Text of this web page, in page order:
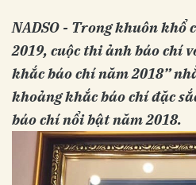
NADSO - Trong khuôn khổ
2019, cuộc thi ảnh báo chí
khắc báo chí năm 2018”
khoảng khắc báo chí đặc
báo chí nổi bật năm 2018.